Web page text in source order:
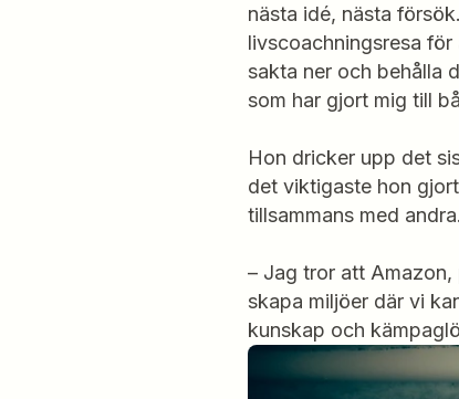
nästa idé, nästa
livscoachningsresa
sakta ner och behålla
som har gjort mig till
Hon dricker upp det
det viktigaste hon
tillsammans med andra.
– Jag tror att
skapa miljöer där vi
kunskap och